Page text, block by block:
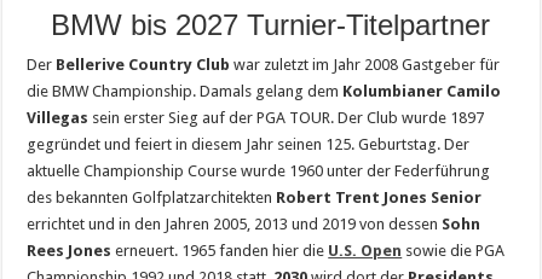
BMW bis 2027 Turnier-Titelpartner
Der Bellerive Country Club war zuletzt im Jahr 2008 Gastgeber für
die BMW Championship. Damals gelang dem Kolumbianer Camilo
Villegas sein erster Sieg auf der PGA TOUR. Der Club wurde 1897
gegründet und feiert in diesem Jahr seinen 125. Geburtstag. Der
aktuelle Championship Course wurde 1960 unter der Federführung
des bekannten Golfplatzarchitekten Robert Trent Jones Senior
errichtet und in den Jahren 2005, 2013 und 2019 von dessen Sohn
Rees Jones erneuert. 1965 fanden hier die U.S. Open sowie die PGA